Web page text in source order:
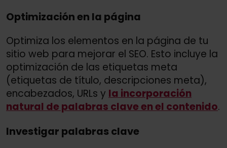
Optimización en la página
Optimiza los elementos en la página de tu
sitio web para mejorar el SEO. Esto incluye la
optimización de las etiquetas meta
(etiquetas de título, descripciones meta),
encabezados, URLs y la incorporación
natural de palabras clave en el contenido.
Investigar palabras clave